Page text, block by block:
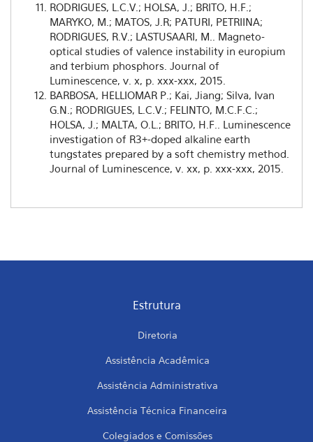
RODRIGUES, L.C.V.; HOLSA, J.; BRITO, H.F.;
MARYKO, M.; MATOS, J.R; PATURI, PETRIINA;
RODRIGUES, R.V.; LASTUSAARI, M.. Magneto-
optical studies of valence instability in europium
and terbium phosphors. Journal of
Luminescence, v. x, p. xxx-xxx, 2015.
BARBOSA, HELLIOMAR P.; Kai, Jiang; Silva, Ivan
G.N.; RODRIGUES, L.C.V.; FELINTO, M.C.F.C.;
HOLSA, J.; MALTA, O.L.; BRITO, H.F.. Luminescence
investigation of R3+-doped alkaline earth
tungstates prepared by a soft chemistry method.
Journal of Luminescence, v. xx, p. xxx-xxx, 2015.
Estrutura
Diretoria
Assistência Acadêmica
Assistência Administrativa
Assistência Técnica Financeira
Colegiados e Comissões